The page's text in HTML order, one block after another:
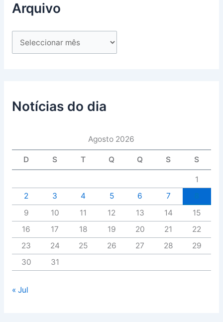
Arquivo
Notícias do dia
Agosto 2026
D S T Q Q S S
1
2
3 4 5 6 7
9
10 11 12 13 14
15
16
17 18 19 20 21
22
23
24 25 26 27 28
29
30
31
« Jul